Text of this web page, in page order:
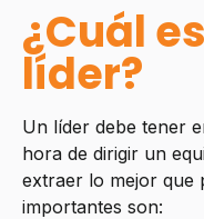
¿Cuál
líder?
Un líder debe tener
hora de dirigir un
extraer lo mejor que
importantes son: